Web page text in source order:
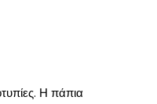
Η πάπια